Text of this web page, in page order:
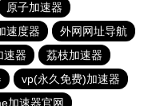
原子加速器
速度器
外网网址导航
速器
荔枝加速器
vp(永久免费)加速器
加速器官网